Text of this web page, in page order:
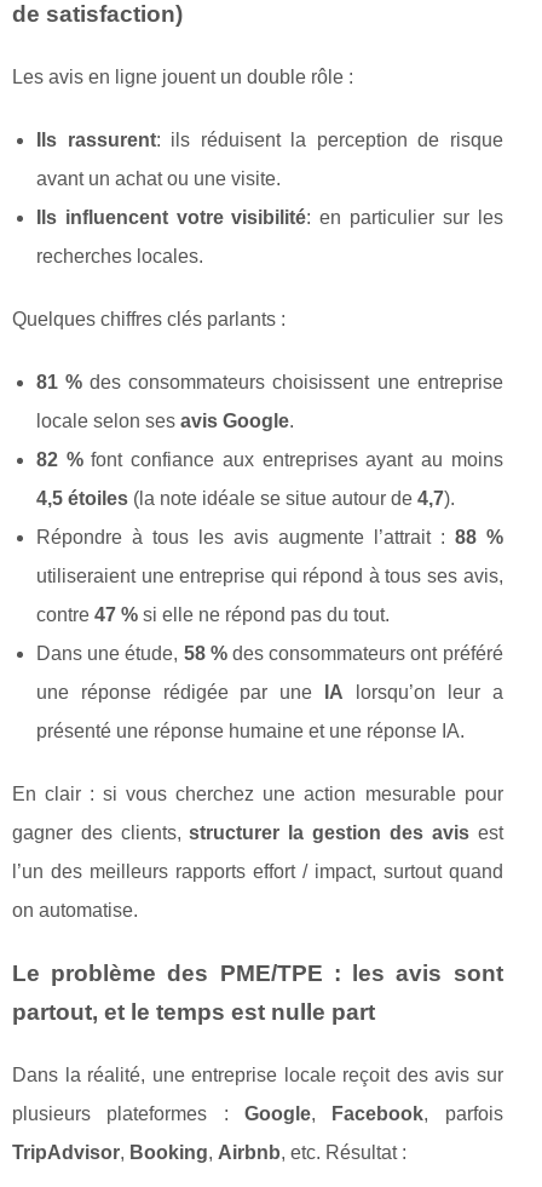
de satisfaction)
Les avis en ligne jouent un double rôle :
Ils rassurent: ils réduisent la perception de risque
avant un achat ou une visite.
Ils influencent votre visibilité: en particulier sur les
recherches locales.
Quelques chiffres clés parlants :
81 % des consommateurs choisissent une entreprise
locale selon ses avis Google.
82 %font confiance aux entreprises ayant au moins
4,5 étoiles (la note idéale se situe autour de 4,7).
Répondre à tous les avis augmente l’attrait : 88 %
utiliseraient une entreprise qui répond à tous ses avis,
contre 47 % si elle ne répond pas du tout.
Dans une étude, 58 %des consommateurs ont préféré
une réponse rédigée par une
IA lorsqu’on leur a
présenté une réponse humaine et une réponse IA.
En clair : si vous cherchez une action mesurable pour
gagner des clients,structurer la gestion des avisest
l’un des meilleurs rapports effort / impact, surtout quand
on automatise.
Le problème des PME/TPE : les avis sont
partout, et le temps est nulle part
Dans la réalité, une entreprise locale reçoit des avis sur
plusieurs plateformes : Google, Facebook, parfois
TripAdvisor, Booking, Airbnb, etc. Résultat :